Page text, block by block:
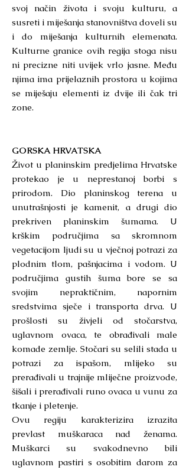
svoj način života i svoju kulturu, a
susreti i miješanja stanovništva doveli su
i do miješanja kulturnih elemenata.
Kulturne granice ovih regija stoga nisu
ni precizne niti uvijek vrlo jasne. Među
njima ima prijelaznih prostora u kojima
se miješaju elementi iz dvije ili čak tri
zone.
GORSKA HRVATSKA
Život u planinskim predjelima Hrvatske
protekao je u neprestanoj borbi s
prirodom. Dio planinskog terena u
unutrašnjosti je kamenit, a drugi dio
prekriven planinskim šumama. U
krškim područjima sa skromnom
vegetacijom ljudi su u vječnoj potrazi za
plodnim tlom, pašnjacima i vodom. U
područjima gustih šuma bore se sa
svojim nepraktičnim, napornim
sredstvima sječe i transporta drva. U
prošlosti su živjeli od stočarstva,
uglavnom ovaca, te obrađivali male
komade zemlje. Stočari su selili stada u
potrazi za ispašom, mlijeko su
prerađivali u trajnije mliječne proizvode,
šišali i prerađivali runo ovaca u vunu za
tkanje i pletenje.
Ovu regiju karakterizira izrazita
prevlast muškaraca nad ženama.
Muškarci su svakodnevno bili
uglavnom pastiri s osobitim darom za